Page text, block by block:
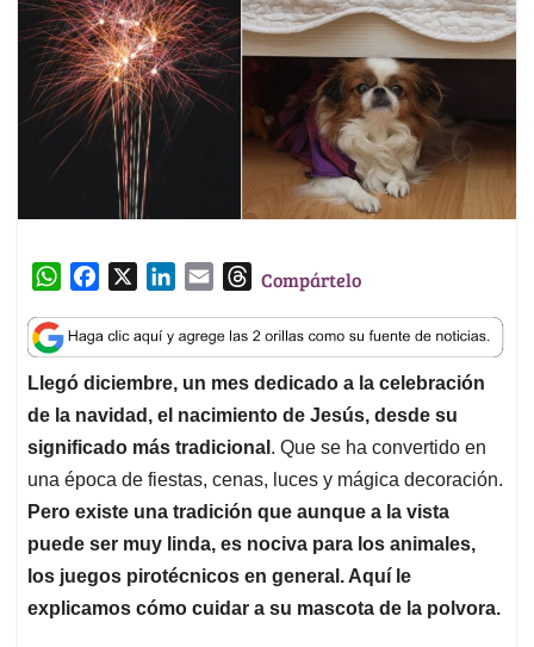
W
a
t
s
A
p
p
c
e
b
o
o
k
n
k
e
d
I
n
a
i
l
T
r
e
a
d
s
Compártelo
Llegó diciembre, un mes dedicado a la celebración
de la navidad, el nacimiento de Jesús, desde su
significado más tradicional . Que se ha convertido en
una época de fiestas, cenas, luces y mágica decoración.
Pero existe una tradición que aunque a la vista
puede ser muy linda, es nociva para los animales,
los juegos pirotécnicos en general. Aquí le
explicamos cómo cuidar a su mascota de la polvora.